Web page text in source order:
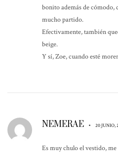
bonito además de cómodo,
mucho partido.
Efectivamente, también
beige.
Y sí, Zoe, cuando esté
NEMERAE • 20 JUNIO,
Es muy chulo el vestido,